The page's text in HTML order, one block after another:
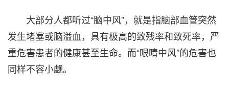
大部分人都听过“脑中风”，就是指脑部血管突然
发生堵塞或脑溢血，具有极高的致残率和致死率，严
重危害患者的健康甚至生命。而“眼睛中风”的危害也
同样不容小觑。